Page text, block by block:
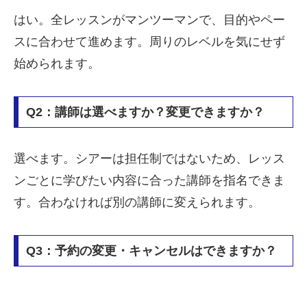
はい。全レッスンがマンツーマンで、目的やペー
スに合わせて進めます。周りのレベルを気にせず
始められます。
Q2：講師は選べますか？変更できますか？
選べます。シアーは担任制ではないため、レッス
ンごとに学びたい内容に合った講師を指名できま
す。合わなければ別の講師に変えられます。
Q3：予約の変更・キャンセルはできますか？